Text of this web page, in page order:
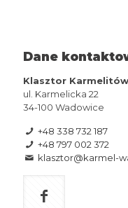
Dane
Klasztor
ul. Karmelicka 22
34-100 Wadowice
+48 338 732 187
+48 797 002 372
klasztor@karmel-